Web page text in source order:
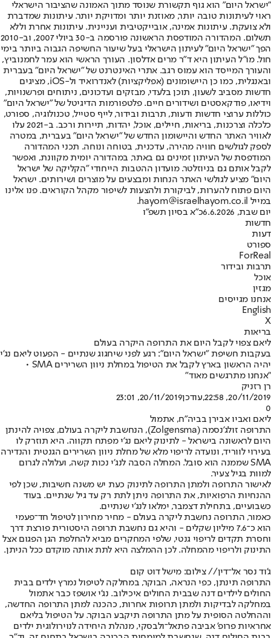
"ישראל היום" הוא גוף תקשורת שנוסד מתוך האמונה שהציבור הישראלי
ראוי לעיתונות טובה יותר, מאוזנת יותר ומדויקת יותר. עיתונות שמדברת
ולא צועקת. עיתונות אמינה, אובייקטיבית ועניינית. עיתונות אחרת וללא
תשלום. המהדורה המודפסת הראשונה פורסמה ב-30 ביולי 2007, וב-2010
הפך "ישראל היום" לעיתון הישראלי בעל שיעור החשיפה הגבוה ביותר בימי
חול. מו"ל העיתון היא ד"ר מרים אדלסון. העורך הראשי הוא עמר לחמנוביץ,
והעורך המייסד הוא עמוס רגב. אתרי האינטרנט של "ישראל היום" בעברית
ובאנגלית, כמו כן היישומונים (אפליקציות) לאנדרואיד ול-iOS, מציגים
חדשות מסביב לשעון, תוכן בלעדי, מבזקים ועדכונים, ניתוחים ופרשנויות,
וידיאו, פודקאסטים ושידורים חיים. פלטפורמות הדיגיטל של "ישראל היום"
כוללות ערוצי חדשות ודעות, תרבות ובידור, לייף סטייל, טכנולוגיה, ספורט,
כלכלה וצרכנות, בריאות, חיילים, אוכל, יהדות, תיירות ורכב. ב-2021 עלו
לאוויר האתר החדש והיישומון החדש של "ישראל היום" בעברית, במטרה
לספק לגולשים חוויה מהירה, עדכנית, בטוחה ונוחה. תכני המהדורה
המודפסת של העיתון זמינים גם באתר, במהדורה יומית מקוונת, ואפשר
לקבל אותם גם בניוזלטר. מועדון ההטבות הייחודי "הקליקה של ישראל
היום" מציע לגולשי האתר הנחות ומבצעים על מוצרים ושירותים. ישראל
היום פתוח להערות, לביקורת ולהצעות לשיפור מקהל הקוראים. פנו אלינו
במייל hayom@israelhayom.co.il.
יום שבת, 6.6.2026
כ"א בסיון תשפ"ו
חדשות
דעות
ספורט
ForReal
תרבות ובידור
אוכל
מגזין
אנחנו מגייסים
English
X
בריאות
ליאם צפוי לקבל היום את התרופה היקרה בעולם
בעקבות חשיפת "ישראל היום": רגע לפני שיחגוג שנתיים - הפעוט ליאם נג'י
יהיה הראשון בארץ לקבל את הטיפול במחלת ניוון השרירים SMA •
"אנחנו מתרגשים מאוד"
רן רזניק
20/11/2019, 22:58
,עודכן20/11/2019, 23:01
0
ליאם ואביו אבירן בביה"ח, אתמול
התרופה זולג'נסמה (Zolgensma), הנחשבת ליקרה בעולם, צפויה להינתן
היום לראשונה בישראל - לתינוק ליאם נג'י מפתח תקווה. היא תוזרק לו
בעירוי לווריד, ונועדה לריפוי מלא של מחלת ניוון השרירים הגנטית והנדירה
SMA שממנה הוא סובל. המחלה הסבה לנג'י נכות קשה, ועלולה לגרום
למוות בגיל צעיר.
לאישור התרופה ולמתן התרופה לתינוק כעת יש משנה חשיבות, שכן לפי
ההנחיות הרפואיות, את התרופה ניתן לתת רק עד גיל שנתיים. בעוד
כשבועיים, בתחילת דצמבר, ימלאו לנג'י שנתיים.
כאמור, התרופה נחשבת ליקרה בעולם - מחיר מחירון לטיפול חד־פעמי
הוא כ־7.6 מיליון שקלים - והיא גם נחשבת תרופה היסטורית פורצת דרך
וחסרת תקדים לריפוי גנטי, שלפי המחקרים מביא להחלפת הגן הפגום אצל
התינוק ולריפוי מהמחלה. לכן ההמלצה היא לתת אותה מוקדם ככל הניתן.
ג'וד נסר אל־דין// צילום: מישל דוט קום
התרופה תינתן, כפי הנראה, הבוקר, במחלקה לטיפול נמרץ ילדים בבית
החולים לילדים דנה שבבית החולים איכילוב. נג'י אושפז כבר אתמול
במחלקה לבדיקות ולמתן תרופות אחרות, כהכנה למתן התרופה החדשה,
וההחלטה הסופית על מתן התרופה תיקבע הבוקר. על הטיפול בליאם
אחראיות פרופ' אביבה פתאל־ולבסקי, מנהלת היחידה לנוירולוגית ילדים